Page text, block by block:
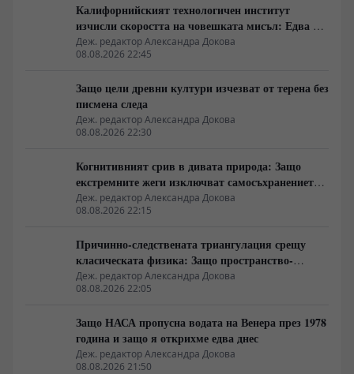
Калифорнийският технологичен институт
изчисли скоростта на човешката мисъл: Едва 10
бита в секунда
Деж. редактор Александра Докова
08.08.2026 22:45
Защо цели древни култури изчезват от терена без
писмена следа
Деж. редактор Александра Докова
08.08.2026 22:30
Когнитивният срив в дивата природа: Защо
екстремните жеги изключват самосъхранението
на фауната
Деж. редактор Александра Докова
08.08.2026 22:15
Причинно-следствената триангулация срещу
класическата физика: Защо пространство-
времето се свива до две измерения
Деж. редактор Александра Докова
08.08.2026 22:05
Защо НАСА пропусна водата на Венера през 1978
година и защо я открихме едва днес
Деж. редактор Александра Докова
08.08.2026 21:50